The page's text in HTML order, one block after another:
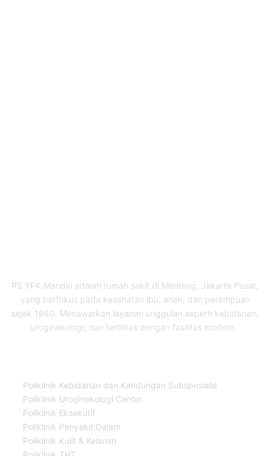
RS YPK Mandiri adalah rumah sakit di Menteng, Jakarta Pusat,
yang berfokus pada kesehatan ibu, anak, dan perempuan
sejak 1960. Menawarkan layanan unggulan seperti kebidanan,
uroginekologi, dan fertilitas dengan fasilitas modern.
Poliklinik Kebidanan dan Kandungan Subspesialis
Poliklinik Uroginekologi Center
Poliklinik Eksekutif
Poliklinik Penyakit Dalam
Poliklinik Kulit & Kelamin